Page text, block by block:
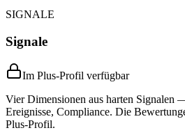
SIGNALE
Signale
Im Plus-Profil verfügbar
Vier Dimensionen aus harten
Ereignisse, Compliance. Die
Plus-Profil.